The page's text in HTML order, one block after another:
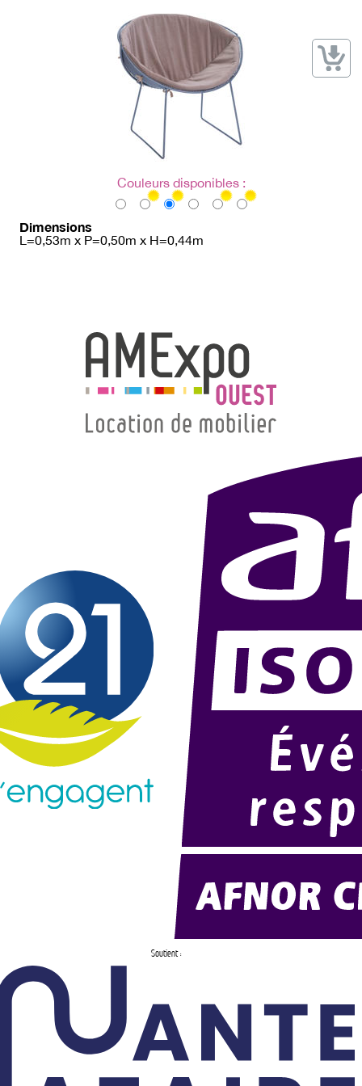
→ Types de mobilier
→ Noms / Références
Couleurs disponibles :
Dimensions
L=0,53m x P=0,50m x H=0,44m
Soutient :